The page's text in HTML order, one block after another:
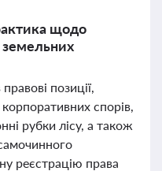
щодо
земельних
позиції,
спорів,
рубки лісу, а також
реєстрацію права